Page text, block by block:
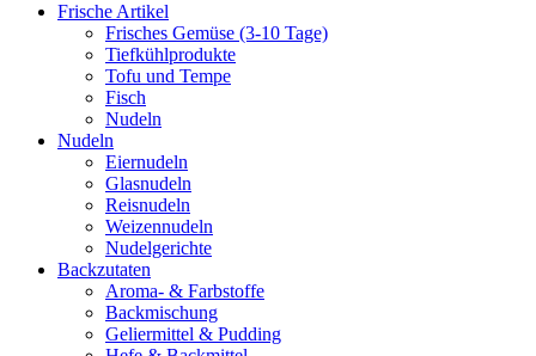
Frische Artikel
Frisches Gemüse (3-10 Tage)
Tiefkühlprodukte
Tofu und Tempe
Fisch
Nudeln
Nudeln
Eiernudeln
Glasnudeln
Reisnudeln
Weizennudeln
Nudelgerichte
Backzutaten
Aroma- & Farbstoffe
Backmischung
Geliermittel & Pudding